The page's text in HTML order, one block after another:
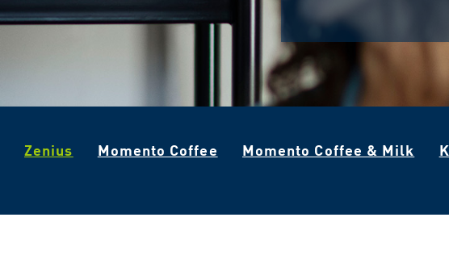
Zenius Momento Coffee Momento Coffee & Milk